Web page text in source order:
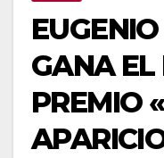
GANA EL
PREMIO